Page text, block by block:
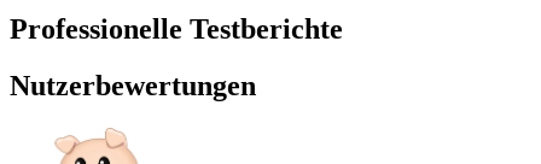
Professionelle Testberichte
Nutzerbewertungen